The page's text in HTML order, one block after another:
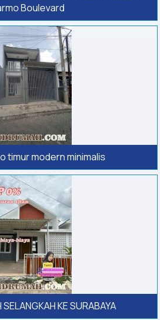
Boulevard
timur modern minimalis
KE SURABAYA